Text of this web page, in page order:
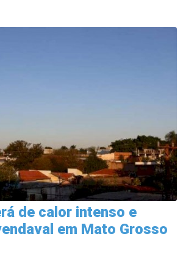
de calor intenso e
em Mato Grosso